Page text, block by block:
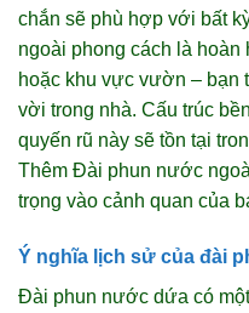
chắn sẽ phù hợp với bất
ngoài phong cách là hoàn
hoặc khu vực vườn – bạn
vời trong nhà. Cấu trúc
quyến rũ này sẽ tồn tại
Thêm Đài phun nước
trọng vào cảnh quan của
Ý nghĩa lịch sử của đài
Đài phun nước dứa có